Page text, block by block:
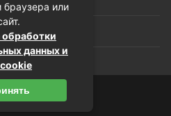
по госуслугам
браузера или
данных и